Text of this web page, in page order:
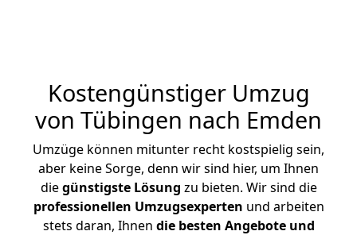
Kostengünstiger Umzug
von Tübingen nach Emden
Umzüge können mitunter recht kostspielig sein,
aber keine Sorge, denn wir sind hier, um Ihnen
diegünstigste Lösung zu bieten. Wir sind die
professionellen Umzugsexperten und arbeiten
stets daran, Ihnen die besten Angebote und